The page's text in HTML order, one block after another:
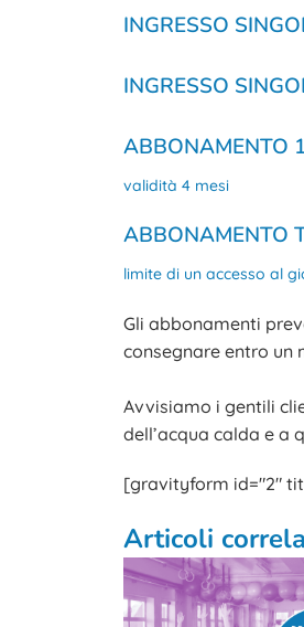
INGRESSO
INGRESSO
ABBONAMENTO
validità 4 mesi
ABBONAMENTO
limite di un accesso al
Gli abbonamenti
consegnare entro un
Avvisiamo i gentili
dell’acqua calda e a
[gravityform id="2"
Articoli